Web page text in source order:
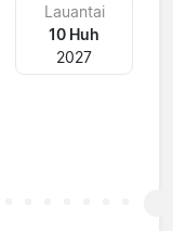
Lauantai
10 Huh
2027